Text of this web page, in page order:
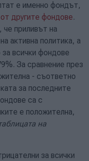
е именно фондът,
другите фондове.
че приливът на
активна политика, а
всички фондове
За сравнение през
- съответно
за последните
са с
е положителна,
на
за всички